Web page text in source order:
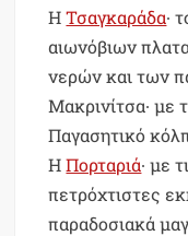
ΗΤσαγκαράδα∙
αιωνόβιων
νερών και των
Μακρινίτσα∙ με
Παγασητικό
ΗΠορταριά∙ με
πετρόχτιστες
παραδοσιακά